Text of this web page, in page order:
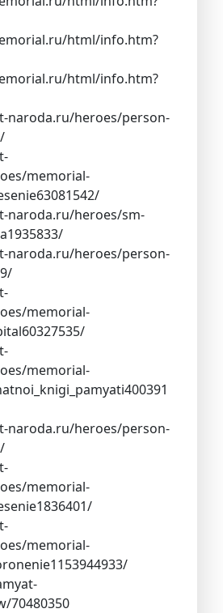
html/info.htm?
html/info.htm?
naroda.ru/heroes/person-
memorial-
naroda.ru/heroes/sm-
naroda.ru/heroes/person-
memorial-
memorial-
naroda.ru/heroes/person-
memorial-
memorial-
70480350